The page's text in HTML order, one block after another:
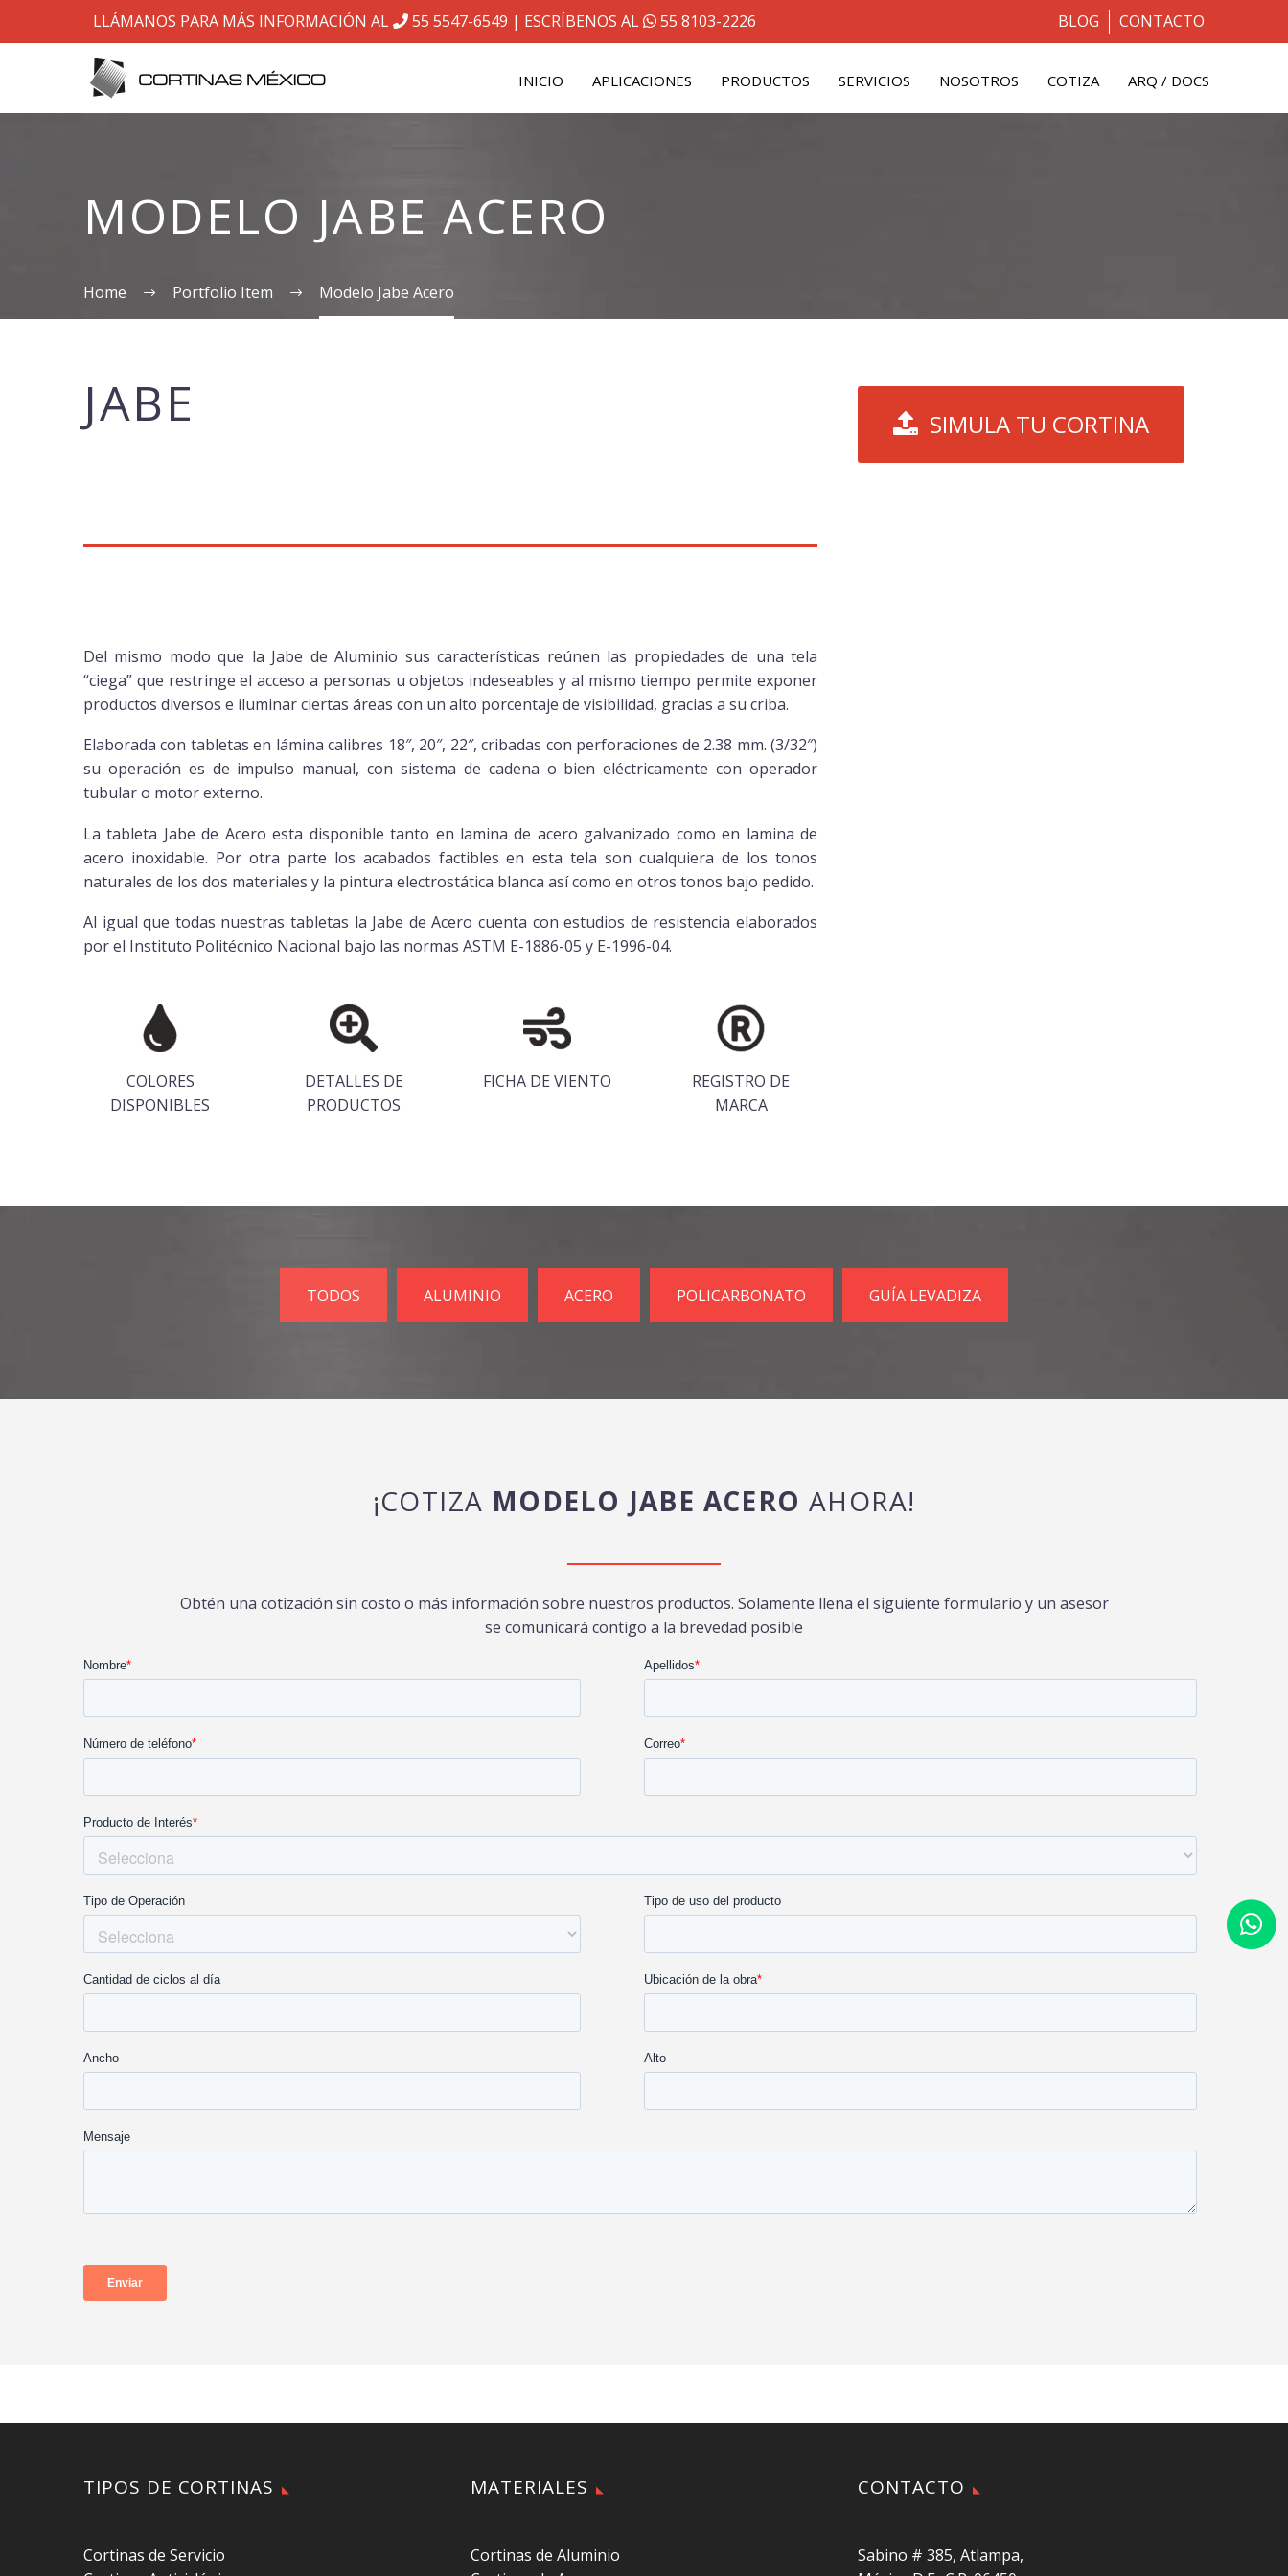
LLÁMANOS PARA MÁS INFORMACIÓN AL 55 5547-6549 | ESCRÍBENOS AL 55 8103-2226 BLOG CONTACTO
INICIO APLICACIONES PRODUCTOS SERVICIOS NOSOTROS COTIZA ARQ / DOCS
MODELO JABE ACERO
Home Portfolio Item Modelo Jabe Acero
JABE
Del mismo modo que la Jabe de Aluminio sus características reúnen las propiedades de una tela
“ciega” que restringe el acceso a personas u objetos indeseables y al mismo tiempo permite exponer
productos diversos e iluminar ciertas áreas con un alto porcentaje de visibilidad, gracias a su criba.
Elaborada con tabletas en lámina calibres 18″, 20″, 22″, cribadas con perforaciones de 2.38 mm. (3/32″)
su operación es de impulso manual, con sistema de cadena o bien eléctricamente con operador
tubular o motor externo.
La tableta Jabe de Acero esta disponible tanto en lamina de acero galvanizado como en lamina de
acero inoxidable. Por otra parte los acabados factibles en esta tela son cualquiera de los tonos
naturales de los dos materiales y la pintura electrostática blanca así como en otros tonos bajo pedido.
Al igual que todas nuestras tabletas la Jabe de Acero cuenta con estudios de resistencia elaborados
por el Instituto Politécnico Nacional bajo las normas ASTM E-1886-05 y E-1996-04.
COLORES
DISPONIBLES
DETALLES DE
PRODUCTOS
FICHA DE VIENTO
REGISTRO DE
MARCA
 SIMULA TU CORTINA
TODOS ALUMINIO ACERO POLICARBONATO GUÍA LEVADIZA
¡COTIZA MODELO JABE ACERO AHORA!
Obtén una cotización sin costo o más información sobre nuestros productos. Solamente llena el siguiente formulario y un asesor
se comunicará contigo a la brevedad posible
TIPOS DE CORTINAS
Cortinas de Servicio
MATERIALES
Cortinas de Aluminio
CONTACTO
Sabino # 385, Atlampa,